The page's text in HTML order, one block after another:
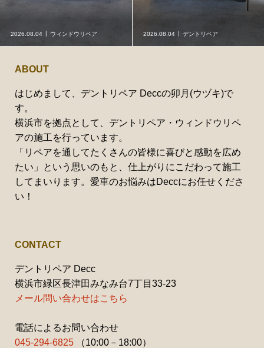
2026.08.04 ウィンドウリペア 2026.08.04 デントリペア
ABOUT
はじめまして、デントリペア Deccの卯月(ウヅキ)で
す。
横浜市を拠点として、デントリペア・ウィンドウリペ
アの施工を行っています。
「リペアを通してたくさんの皆様に喜びと感動を広め
たい」という思いのもと、仕上がりにこだわって施工
してまいります。愛車のお悩みはDeccにお任せくださ
い！
CONTACT
デントリペア Decc
横浜市緑区長津田みなみ台7丁目33-23
メール問い合わせはこちら
電話によるお問い合わせ
045-294-6825（10:00－18:00）